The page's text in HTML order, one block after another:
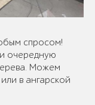
спросом!
очередную
Можем
в ангарской